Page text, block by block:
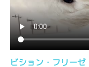
ビション・フリーゼ